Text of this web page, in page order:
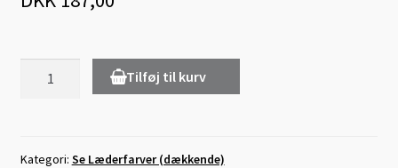
Lædermøbel-FarvningTilføj til kurv
Kategori: Se Læderfarver (dækkende)